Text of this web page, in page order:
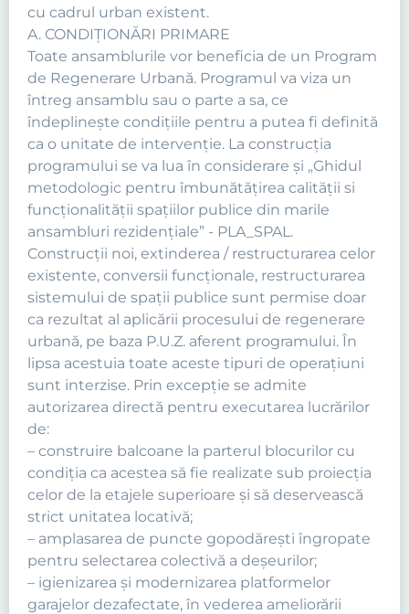
cu cadrul urban existent.
A. CONDIŢIONĂRI PRIMARE
Toate ansamblurile vor beneficia de un Program
de Regenerare Urbană. Programul va viza un
întreg ansamblu sau o parte a sa, ce
îndeplineşte condiţiile pentru a putea fi definită
ca o unitate de intervenţie. La construcţia
programului se va lua în considerare şi „Ghidul
metodologic pentru îmbunătăţirea calităţii si
funcţionalităţii spaţiilor publice din marile
ansambluri rezidenţiale” - PLA_SPAL.
Construcţii noi, extinderea / restructurarea celor
existente, conversii funcţionale, restructurarea
sistemului de spaţii publice sunt permise doar
ca rezultat al aplicării procesului de regenerare
urbană, pe baza P.U.Z. aferent programului. În
lipsa acestuia toate aceste tipuri de operaţiuni
sunt interzise. Prin excepție se admite
autorizarea directă pentru executarea lucrărilor
de:
– construire balcoane la parterul blocurilor cu
condiția ca acestea să fie realizate sub proiecția
celor de la etajele superioare și să deservească
strict unitatea locativă;
– amplasarea de puncte gopodărești îngropate
pentru selectarea colectivă a deșeurilor;
– igienizarea și modernizarea platformelor
garajelor dezafectate, în vederea ameliorării